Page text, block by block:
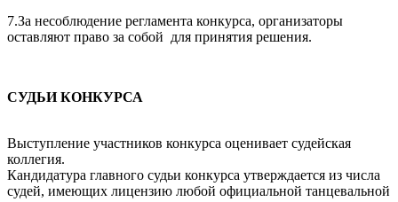
7.За несоблюдение регламента конкурса, организаторы
оставляют право за собой для принятия решения.
СУДЬИ КОНКУРСА
Выступление участников конкурса оценивает судейская
коллегия.
Кандидатура главного судьи конкурса утверждается из числа
судей, имеющих лицензию любой официальной танцевальной